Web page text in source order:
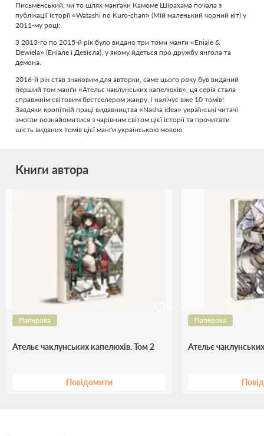
Письменський, чи то шлях манґаки Камоме Шірахама почала з
публікації історії «Watashi no Kuro-chan» (Мій маленький чорний кіт) у
2011-му році;
З 2013-го по 2015-й рік було видано три томи манґи «Eniale &
Dewiela» (Еніале і Девієла), у якому йдеться про дружбу янгола та
демона.
2016-й рік став знаковим для авторки, саме цього року був виданий
перший том манґи «Ательє чаклунських капелюхів», ця серія стала
справжнім світовим бестселером жанру, і налічує вже 10 томів!
Завдяки кропіткій праці видавництва «Nasha idea» українські читачі
змогли познайомитися з чарівним світом цієї історії та прочитати
шість виданих томів цієї манґи українською мовою.
Книги автора
Паперова
Ательє чаклунських капелюхів. Том 2
Повідомити
Паперова
Ательє